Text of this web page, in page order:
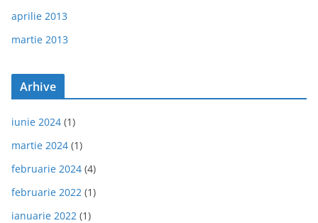
aprilie 2013
martie 2013
Arhive
iunie 2024 (1)
martie 2024 (1)
februarie 2024 (4)
februarie 2022 (1)
ianuarie 2022 (1)